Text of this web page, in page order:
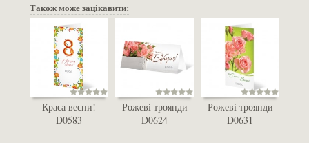
Також може зацікавити:
Краса весни!
D0583
Рожеві троянди
D0624
Рожеві троянди
D0631